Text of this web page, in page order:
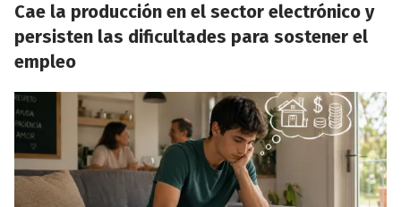
Cae la producción en el sector electrónico y
persisten las dificultades para sostener el
empleo